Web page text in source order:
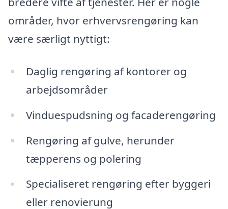
områder, hvor erhvervsrengøring kan
være særligt nyttigt:
Daglig rengøring af kontorer og
arbejdsområder
Vinduespudsning og facaderengøring
Rengøring af gulve, herunder
tæpperens og polering
Specialiseret rengøring efter byggeri
eller renovierung